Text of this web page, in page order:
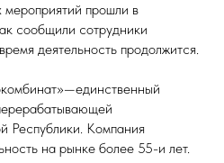
мероприятий прошли в
сообщили сотрудники
деятельность продолжится.
Республики. Компания
на рынке более 55-и лет.